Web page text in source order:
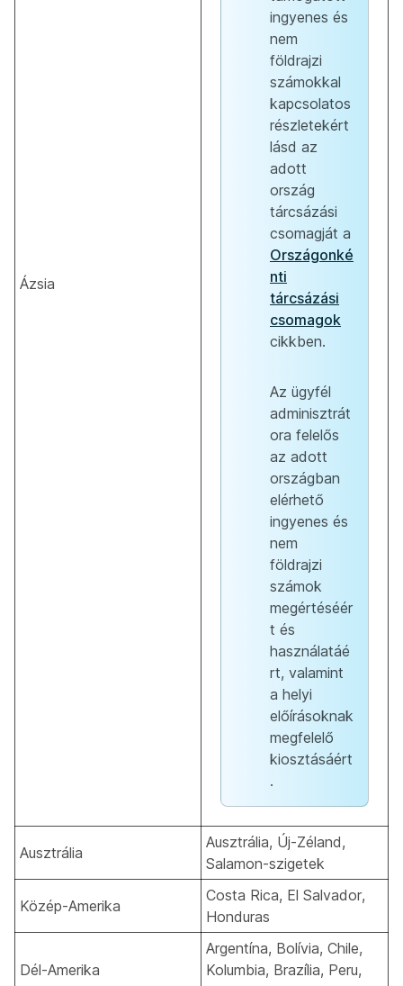
Ázsia
ingyenes és
nem
földrajzi
számokkal
kapcsolatos
részletekért
lásd az
adott
ország
tárcsázási
csomagját a
Országonké
nti
tárcsázási
csomagok
cikkben.
Az ügyfél
adminisztrát
ora felelős
az adott
országban
elérhető
ingyenes és
nem
földrajzi
számok
megértéséér
t és
használatáé
rt, valamint
a helyi
előírásoknak
megfelelő
kiosztásáért
.
Ausztrália
Ausztrália, Új-Zéland,
Salamon-szigetek
Közép-Amerika
Costa Rica, El Salvador,
Honduras
Dél-Amerika
Argentína, Bolívia, Chile,
Kolumbia, Brazília, Peru,